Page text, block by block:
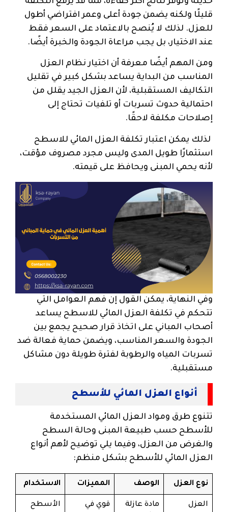
قليلًا ولكنه يضمن جودة أعلى وعمر افتراضي أطول
للعزل. لذلك لا يُنصح بالاعتماد على السعر فقط
عند الاختيار، بل يجب مراعاة الجودة والخبرة أيضًا.
ومن المهم أيضًا معرفة أن اختيار نظام العزل
المناسب من البداية يساعد بشكل كبير في تقليل
التكاليف المستقبلية، لأن العزل الجيد يقلل من
احتمالية حدوث تسربات أو تلفيات تحتاج إلى
إصلاحات مكلفة لاحقًا.
لذلك يمكن اعتبار تكلفة العزل المائي للاسطح
استثمارًا طويل المدى وليس مجرد مصروف مؤقت،
لأنه يحمي المبنى ويحافظ على قيمته.
وفي النهاية، يمكن القول إن فهم العوامل التي
تتحكم في تكلفة العزل المائي للاسطح يساعد
أصحاب المباني على اتخاذ قرار صحيح يجمع بين
الجودة والسعر المناسب، ويضمن حماية فعالة ضد
تسربات المياه والرطوبة لفترة طويلة دون مشاكل
مستقبلية.
أنواع العزل المائي للأسطح
تتنوع طرق ومواد العزل المائي المستخدمة
للأسطح حسب طبيعة المبنى وحالة السطح
والغرض من العزل، وفيما يلي توضيح لأهم أنواع
العزل المائي للأسطح بشكل منظم:
نوع العزل الوصف المميزات الاستخدام
العزل
مادة عازلة
قوي في
الأسطح